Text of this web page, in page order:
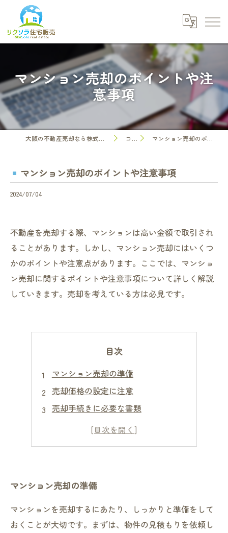
マンション売却のポイントや注
意事項
大阪の不動産売却なら株式会社リクソラ住宅販売 コラム マンション売却のポイントや注意事項
マンション売却のポイントや注意事項
2024/07/04
不動産を売却する際、マンションは高い金額で取引され
ることがあります。しかし、マンション売却にはいくつ
かのポイントや注意点があります。ここでは、マンショ
ン売却に関するポイントや注意事項について詳しく解説
していきます。売却を考えている方は必見です。
目次
マンション売却の準備
売却価格の設定に注意
売却手続きに必要な書類
不動産会社との契約について
マンション売却の準備
マンションを売却するにあたり、しっかりと準備をして
おくことが大切です。まずは、物件の見積もりを依頼し